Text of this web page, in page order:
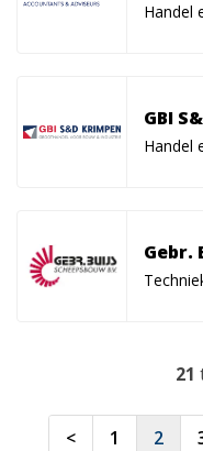
Handel
GBI
Handel
Gebr.
21
< 1 2